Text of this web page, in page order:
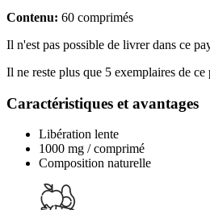
Contenu: 60 comprimés
Il n'est pas possible de livrer dans ce
Il ne reste plus que 5 exemplaires de
Caractéristiques et avantages
Libération lente
1000 mg / comprimé
Composition naturelle